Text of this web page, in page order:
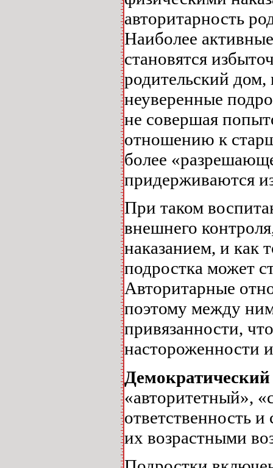
авторитарность
Наиболее
становятся
родительский дом,
неуверенные
не совершая
отношению к
более
придерживаются
При таком
внешнего
наказанием, и как
подростка может
Авторитарные
поэтому между
привязанности,
настороженности
«авторитетный»,
ответственность и
их возрастными